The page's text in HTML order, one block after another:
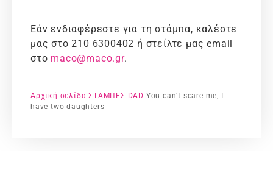
Εάν ενδιαφέρεστε για τη στάμπα, καλέστε
μας στο210 6300402 ή στείλτε μας email
στο maco@maco.gr.
Αρχική σελίδα ΣΤΑΜΠΕΣ DAD You can’t scare me, I
have two daughters